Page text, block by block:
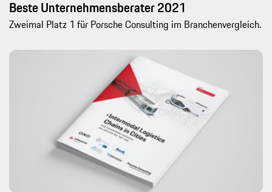
Beste Unternehmensberater 2021
Zweimal Platz 1 für Porsche Consulting im Branchenvergleich.